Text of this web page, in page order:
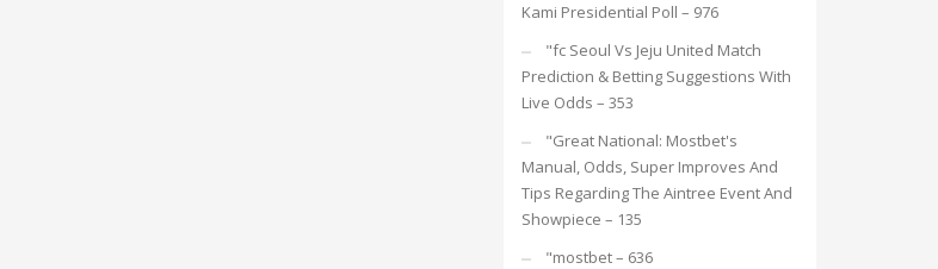
Kami Presidential Poll – 976
"fc Seoul Vs Jeju United Match
Prediction & Betting Suggestions With
Live Odds – 353
"Great National: Mostbet's
Manual, Odds, Super Improves And
Tips Regarding The Aintree Event And
Showpiece – 135
"mostbet – 636